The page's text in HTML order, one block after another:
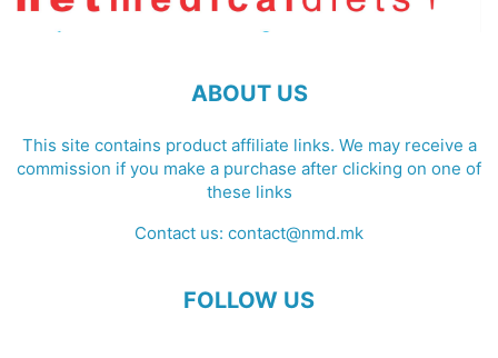
ABOUT US
This site contains product affiliate links. We may receive a
commission if you make a purchase after clicking on one of
these links
Contact us: contact@nmd.mk
FOLLOW US